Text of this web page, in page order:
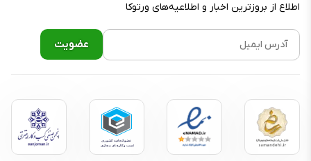
اطلاع از بروز‌ترین اخبار و اطلاعیه‌های ورتوکا